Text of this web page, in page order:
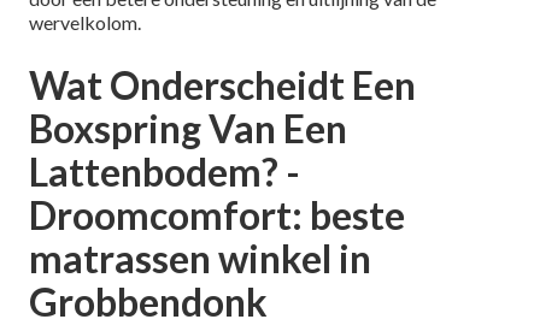
wervelkolom.
Wat Onderscheidt Een
Boxspring Van Een
Lattenbodem? -
Droomcomfort: beste
matrassen winkel in
Grobbendonk